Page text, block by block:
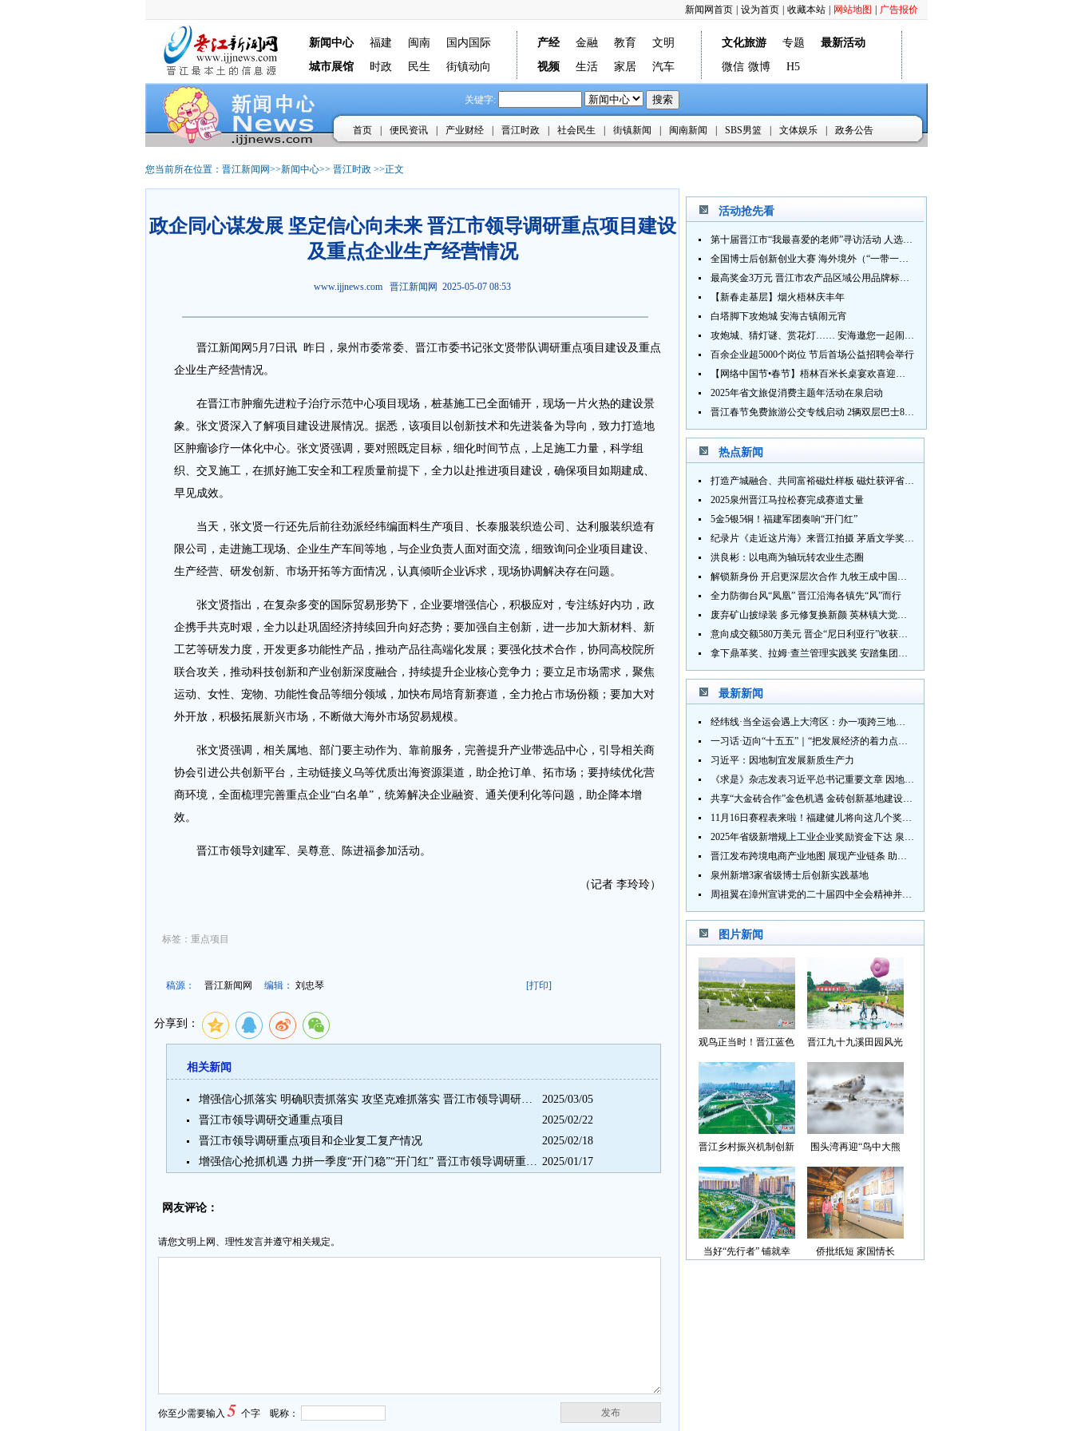
广告报价
网站地图
收藏本站
设为首页
新闻网首页
新闻中心 福建 闽南
国内国际
城市展馆
时政 民生 街镇动向
产经 金融 教育
文明
视频
生活 家居 汽车
文化旅游 专题
最新活动
微信 微博 H5
关键字:
首页 便民资讯 产业财经 晋江时政 社会民生 街镇新闻 闽南新闻 SBS男篮 文体娱乐 政务公告
您当前所在位置： 晋江新闻网>>新闻中心>> 晋江时政 >>正文
政企同心谋发展 坚定信心向未来 晋江市领导调研重点项目建设
及重点企业生产经营情况
www.ijjnews.com 晋江新闻网 2025-05-07 08:53
晋江新闻网5月7日讯 昨日，泉州市委常委、晋江市委书记张文贤带队调研重点项目建设及重点
企业生产经营情况。
在晋江市肿瘤先进粒子治疗示范中心项目现场，桩基施工已全面铺开，现场一片火热的建设景
象。张文贤深入了解项目建设进展情况。据悉，该项目以创新技术和先进装备为导向，致力打造地
区肿瘤诊疗一体化中心。张文贤强调，要对照既定目标，细化时间节点，上足施工力量，科学组
织、交叉施工，在抓好施工安全和工程质量前提下，全力以赴推进项目建设，确保项目如期建成、
早见成效。
当天，张文贤一行还先后前往劲派经纬编面料生产项目、长泰服装织造公司、达利服装织造有
限公司，走进施工现场、企业生产车间等地，与企业负责人面对面交流，细致询问企业项目建设、
生产经营、研发创新、市场开拓等方面情况，认真倾听企业诉求，现场协调解决存在问题。
张文贤指出，在复杂多变的国际贸易形势下，企业要增强信心，积极应对，专注练好内功，政
企携手共克时艰，全力以赴巩固经济持续回升向好态势；要加强自主创新，进一步加大新材料、新
工艺等研发力度，开发更多功能性产品，推动产品往高端化发展；要强化技术合作，协同高校院所
联合攻关，推动科技创新和产业创新深度融合，持续提升企业核心竞争力；要立足市场需求，聚焦
运动、女性、宠物、功能性食品等细分领域，加快布局培育新赛道，全力抢占市场份额；要加大对
外开放，积极拓展新兴市场，不断做大海外市场贸易规模。
张文贤强调，相关属地、部门要主动作为、靠前服务，完善提升产业带选品中心，引导相关商
协会引进公共创新平台，主动链接义乌等优质出海资源渠道，助企抢订单、拓市场；要持续优化营
商环境，全面梳理完善重点企业“白名单”，统筹解决企业融资、通关便利化等问题，助企降本增
效。
晋江市领导刘建军、吴尊意、陈进福参加活动。
（记者 李玲玲）
标签：重点项目
稿源： 晋江新闻网 编辑： 刘忠琴 [打印]
分享到：
相关新闻
增强信心抓落实 明确职责抓落实 攻坚克难抓落实 晋江市领导调研重点项目
2025/03/05
晋江市领导调研交通重点项目
2025/02/22
晋江市领导调研重点项目和企业复工复产情况
2025/02/18
增强信心抢抓机遇 力拼一季度“开门稳”“开门红” 晋江市领导调研重点项目和企业 2025/01/17
网友评论：
请您文明上网、理性发言并遵守相关规定。
发布
你至少需要输入5 个字 昵称：
活动抢先看
第十届晋江市“我最喜爱的老师”寻访活动 人选推荐火热进行中 快来“秀”您最喜爱的老师
全国博士后创新创业大赛 海外境外（“一带一路”）赛七大赛道等你来战
最高奖金3万元 晋江市农产品区域公用品牌标识Logo及特色农产品包装设计征集活动正式启动
【新春走基层】烟火梧林庆丰年
白塔脚下攻炮城 安海古镇闹元宵
攻炮城、猜灯谜、赏花灯…… 安海邀您一起闹元宵
百余企业超5000个岗位 节后首场公益招聘会举行
【网络中国节•春节】梧林百米长桌宴欢喜迎新春
2025年省文旅促消费主题年活动在泉启动
晋江春节免费旅游公交专线启动 2辆双层巴士8辆铛铛车带你游
热点新闻
打造产城融合、共同富裕磁灶样板 磁灶获评省级乡村振兴示范乡镇
2025泉州晋江马拉松赛完成赛道丈量
5金5银5铜！福建军团奏响“开门红”
纪录片《走近这片海》来晋江拍摄 茅盾文学奖得主麦家探寻晋江“海海”人生
洪良彬：以电商为轴玩转农业生态圈
解锁新身份 开启更深层次合作 九牧王成中国奥委会官方赞助商
全力防御台风“凤凰” 晋江沿海各镇先“风”而行
废弃矿山披绿装 多元修复换新颜 英林镇大觉山片区废弃矿山生态修复项目通过验收
意向成交额580万美元 晋企“尼日利亚行”收获满满
拿下鼎革奖、拉姆·查兰管理实践奖 安踏集团获企业管理权威奖项
最新新闻
经纬线·当全运会遇上大湾区：办一项跨三地的赛事有多硬核？
一习话·迈向“十五五”｜“把发展经济的着力点放在实体经济上”
习近平：因地制宜发展新质生产力
《求是》杂志发表习近平总书记重要文章 因地制宜发展新质生产力
共享“大金砖合作”金色机遇 金砖创新基地建设成效显著
11月16日赛程表来啦！福建健儿将向这几个奖牌发起冲击→
2025年省级新增规上工业企业奖励资金下达 泉州市获补资金居全省首位
晋江发布跨境电商产业地图 展现产业链条 助力“晋品出海”
泉州新增3家省级博士后创新实践基地
周祖翼在漳州宣讲党的二十届四中全会精神并调研
图片新闻
观鸟正当时！晋江蓝色
晋江九十九溪田园风光
光”首批认定名单
晋江乡村振兴机制创新
围头湾再迎“鸟中大熊
当好“先行者” 铺就幸
侨批纸短 家国情长